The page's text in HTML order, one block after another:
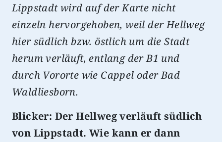
Lippstadt wird auf der Karte nicht
einzeln hervorgehoben, weil der Hellweg
hier südlich bzw. östlich um die Stadt
herum verläuft, entlang der B1 und
durch Vororte wie Cappel oder Bad
Waldliesborn.
Blicker: Der Hellweg verläuft südlich
von Lippstadt. Wie kann er dann